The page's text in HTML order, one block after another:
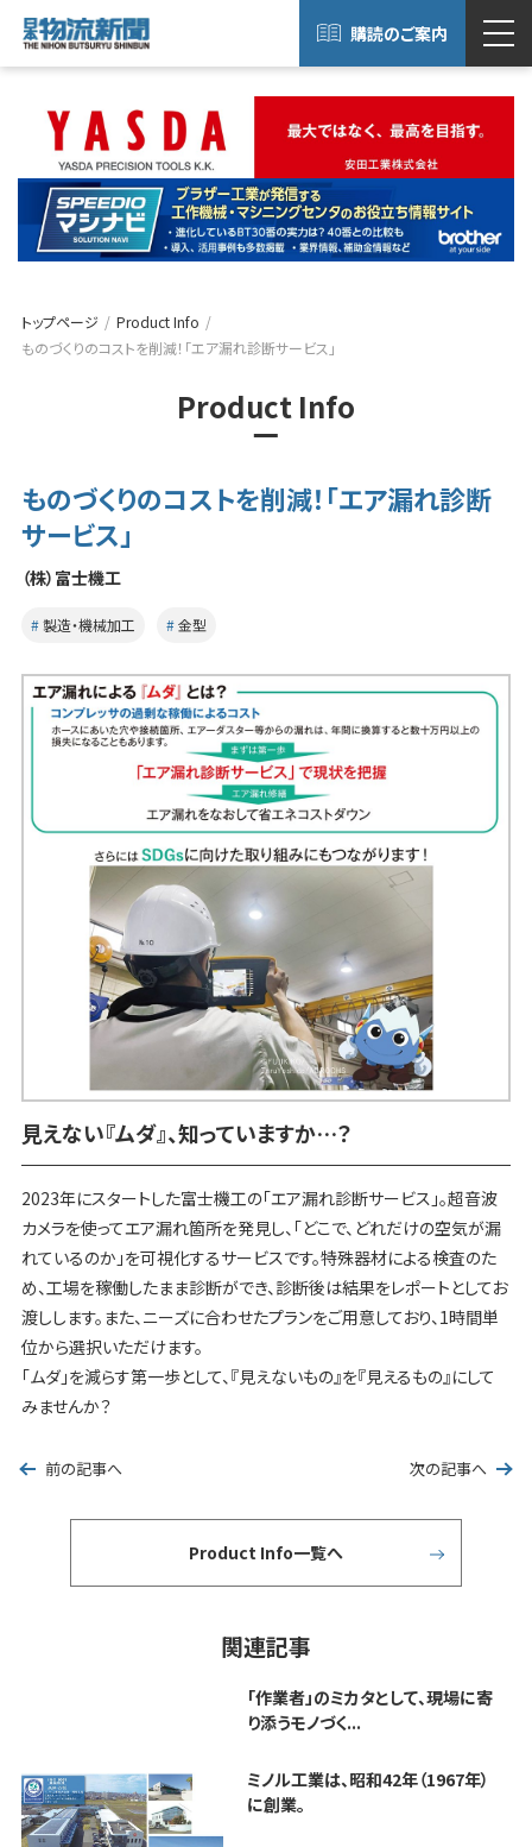
購読のご案内
トップページ
Product Info
ものづくりのコストを削減！「エア漏れ診断サービス」
Product Info
ものづくりのコストを削減！「エア漏れ診断
サービス」
（株）富士機工
製造・機械加工 金型
見えない『ムダ』、知っていますか…？
2023年にスタートした富士機工の「エア漏れ診断サービス」。超音波
カメラを使ってエア漏れ箇所を発見し、「どこで、どれだけの空気が漏
れているのか」を可視化するサービスです。特殊器材による検査のた
め、工場を稼働したまま診断ができ、診断後は結果をレポートとしてお
渡しします。また、ニーズに合わせたプランをご用意しており、1時間単
位から選択いただけます。
「ムダ」を減らす第一歩として、『見えないもの』を『見えるもの』にして
みませんか？
前の記事へ 次の記事へ
Product Info一覧へ
関連記事
「作業者」のミカタとして、現場に寄
り添うモノづく...
ミノル工業は、昭和42年（1967年）
に創業。